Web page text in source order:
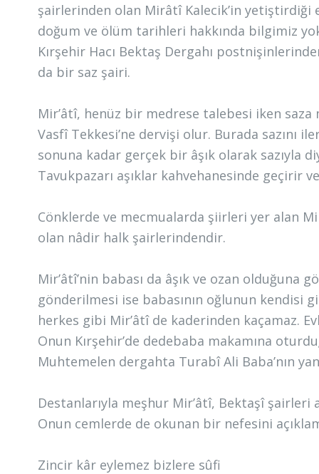
şairlerinden olan Mirâtî Kalecik’in yetiştirdiği
doğum ve ölüm tarihleri hakkında bilgimiz
Kırşehir Hacı Bektaş Dergahı
da bir saz şairi.
Mir’âtî, henüz bir medrese talebesi iken
Vasfî Tekkesi’ne dervişi olur. Burada sazını
sonuna kadar gerçek bir âşık olarak sazıyla
Tavukpazarı aşıklar kahvehanesinde geçirir
Cönklerde ve mecmualarda şiirleri yer alan
olan nâdir halk şairlerindendir.
Mir’âtî’nin babası da âşık ve ozan
gönderilmesi ise babasının oğlunun kendisi
herkes gibi Mir’âtî de kaderinden kaçamaz.
Onun Kırşehir’de dedebaba makamına
Muhtemelen dergahta Turabî Ali Baba’nın
Destanlarıyla meşhur Mir’âtî, Bektaşî şairleri
Onun cemlerde de okunan bir nefesini
Zincir kâr eylemez bizlere sûfi